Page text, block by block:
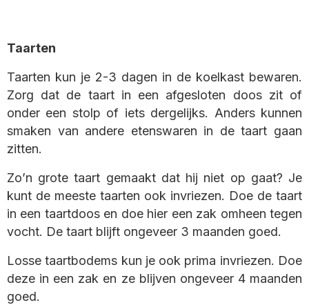
Taarten
Taarten kun je 2-3 dagen in de koelkast bewaren.
Zorg dat de taart in een afgesloten doos zit of
onder een stolp of iets dergelijks. Anders kunnen
smaken van andere etenswaren in de taart gaan
zitten.
Zo’n grote taart gemaakt dat hij niet op gaat? Je
kunt de meeste taarten ook invriezen. Doe de taart
in een taartdoos en doe hier een zak omheen tegen
vocht. De taart blijft ongeveer 3 maanden goed.
Losse taartbodems kun je ook prima invriezen. Doe
deze in een zak en ze blijven ongeveer 4 maanden
goed.